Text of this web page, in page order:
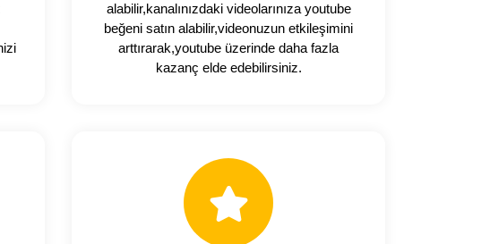
alabilir,kanalınızdaki videolarınıza youtube
beğeni satın alabilir,videonuzun etkileşimini
arttırarak,youtube üzerinde daha fazla
kazanç elde edebilirsiniz.